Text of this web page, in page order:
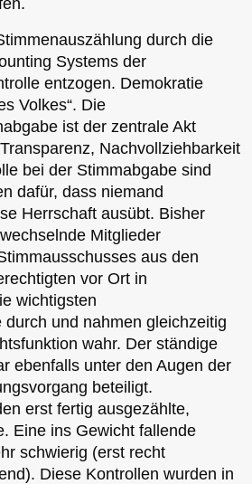
durch die
Systems der
entzogen. Demokratie
Volkes“. Die
ist der zentrale Akt
Nachvollziehbarkeit
bei der Stimmabgabe sind
dafür, dass niemand
Herrschaft ausübt. Bisher
Mitglieder
aus den
vor Ort in
wichtigsten
und nahmen gleichzeitig
wahr. Der ständige
ebenfalls unter den Augen der
beteiligt.
erst fertig ausgezählte,
Eine ins Gewicht fallende
schwierig (erst recht
Diese Kontrollen wurden in